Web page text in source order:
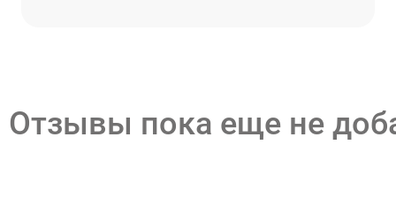
Отзывы пока еще не